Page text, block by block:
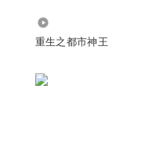
重生之都市神王